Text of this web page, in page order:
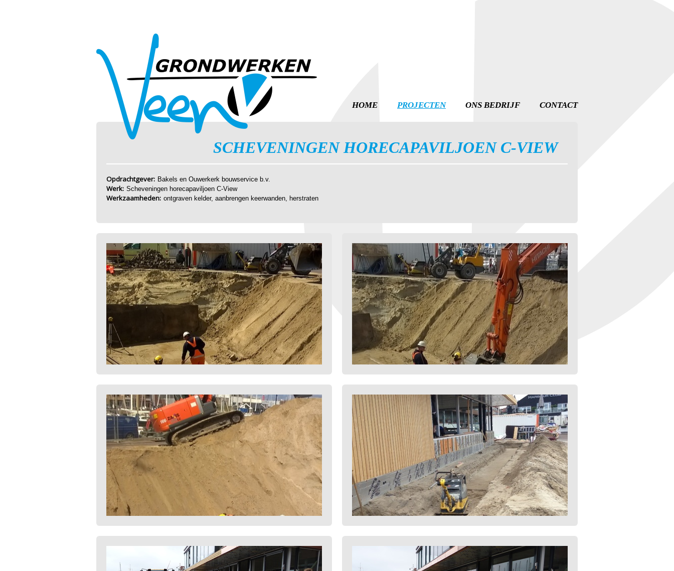
HOME PROJECTEN ONS BEDRIJF CONTACT
SCHEVENINGEN HORECAPAVILJOEN C-VIEW
Opdrachtgever: Bakels en Ouwerkerk bouwservice b.v.
Werk: Scheveningen horecapaviljoen C-View
Werkzaamheden: ontgraven kelder, aanbrengen keerwanden, herstraten